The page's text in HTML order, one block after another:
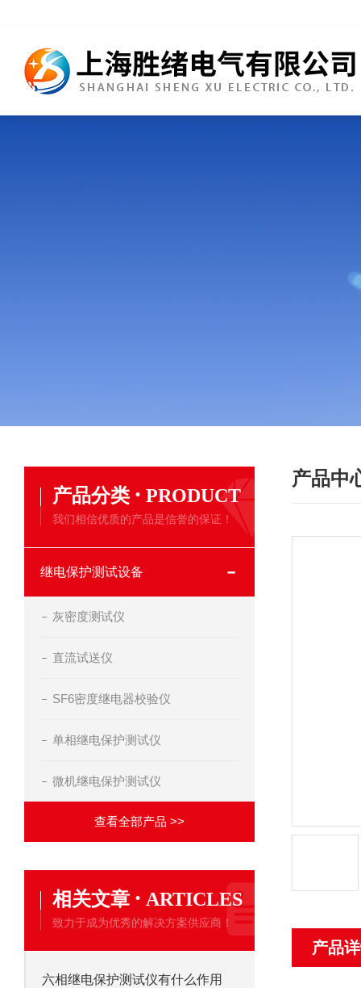
产品分类 · PRODUCT
我们相信优质的产品是信誉的保证！
继电保护测试设备
灰密度测试仪
直流试送仪
SF6密度继电器校验仪
单相继电保护测试仪
微机继电保护测试仪
查看全部产品 >>
相关文章 · ARTICLES
致力于成为优秀的解决方案供应商！
六相继电保护测试仪有什么作用
产品中
产品